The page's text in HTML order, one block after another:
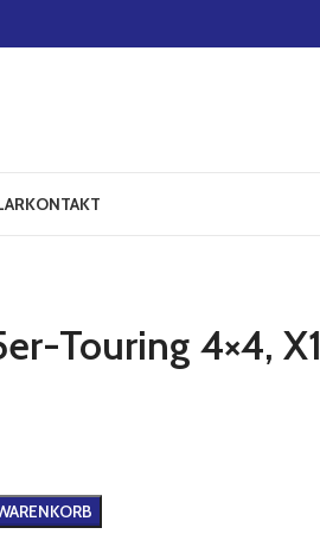
KONTAKT
Touring 4×4, X1